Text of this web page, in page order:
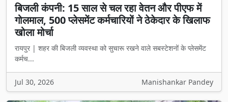
बिजली कंपनी: 15 साल से चल रहा वेतन और पीएफ में
गोलमाल, 500 प्लेसमेंट कर्मचारियों ने ठेकेदार के खिलाफ
खोला मोर्चा
रायपुर | शहर की बिजली व्यवस्था को सुचारू रखने वाले सबस्टेशनों के प्लेसमेंट
कर्मच...
Jul 30, 2026 Manishankar Pandey